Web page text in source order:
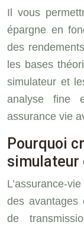
Il vous
épargne en
des
les bases
simulateur et
analyse fine
assurance vie
Pourquoi
simulateur
L’assurance-
des avantages
de